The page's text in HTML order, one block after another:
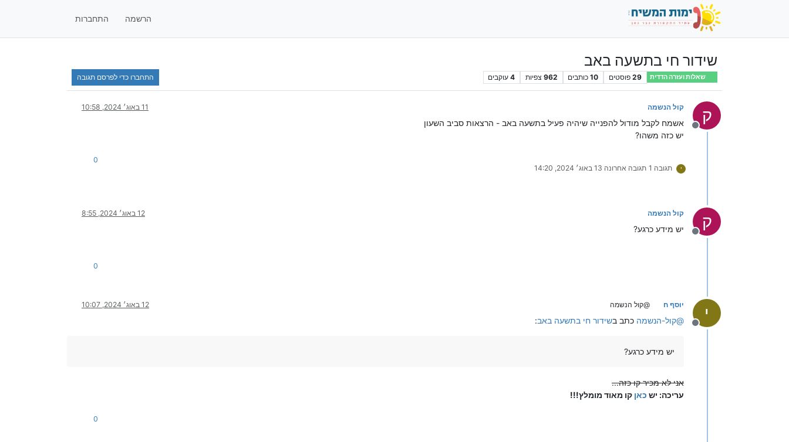
הרשמה התחברות
שידור חי בתשעה באב
שאלות ועזרה הדדית 29 פוסטים 10 כותבים 962 צפיות 4 עוקבים התחברו כדי לפרסם תגובה
ק
מנותק
קול הנשמה 11 באוג׳ 2024, 10:58
אשמח לקבל מודול להפנייה שיהיה פעיל בתשעה באב - הרצאות סביב השעון
יש כזה משהו?
י תגובה 1 תגובה אחרונה 13 באוג׳ 2024, 14:20
0
ק
מנותק
קול הנשמה 12 באוג׳ 2024, 8:55
יש מידע כרגע?
0
י
מנותק
יוסף ח @קול הנשמה 12 באוג׳ 2024, 10:07
@קול-הנשמה כתב בשידור חי בתשעה באב:
יש מידע כרגע?
אני לא מכיר קו כזה...
עריכה: יש כאן קו מאוד מומלץ!!!
0